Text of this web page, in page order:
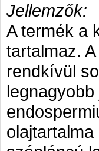
Jellemzők:
A termék a
tartalmaz.
rendkívül